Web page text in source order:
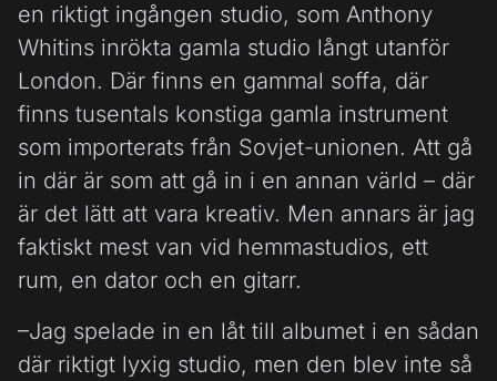
en riktigt ingången studio, som Anthony
Whitins inrökta gamla studio långt utanför
London. Där finns en gammal soffa, där
finns tusentals konstiga gamla instrument
som importerats från Sovjet-unionen. Att gå
in där är som att gå in i en annan värld – där
är det lätt att vara kreativ. Men annars är jag
faktiskt mest van vid hemmastudios, ett
rum, en dator och en gitarr.
–Jag spelade in en låt till albumet i en sådan
där riktigt lyxig studio, men den blev inte så